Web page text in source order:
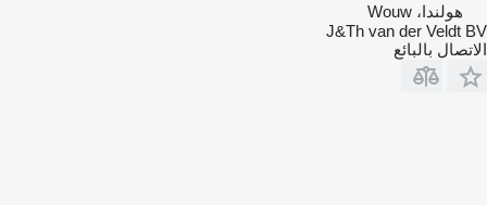
هولندا، Wouw
J&Th van der Veldt BV
الاتصال بالبائع